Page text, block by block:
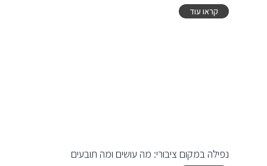
קראו עוד
נפילה במקום ציבורי: מה עושים ומה תובעים